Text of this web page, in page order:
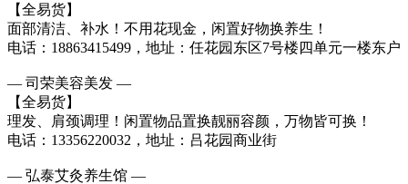
【全易货】
面部清洁、补水！不用花现金，闲置好物换养生！
电话：18863415499，地址：任花园东区7号楼四单元一楼东户
— 司荣美容美发 —
【全易货】
理发、肩颈调理！闲置物品置换靓丽容颜，万物皆可换！
电话：13356220032，地址：吕花园商业街
— 弘泰艾灸养生馆 —